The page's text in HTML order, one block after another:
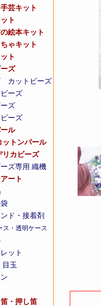
芸キット
ト
絵本キット
ゃキット
ト
ズ
カットビーズ
ーズ
ズ
ーズ
ル
ットンパール
リカビーズ
ズ専用 織機
ート
ド・接着剤
ス・透明ケース
ット
目玉
・押し笛